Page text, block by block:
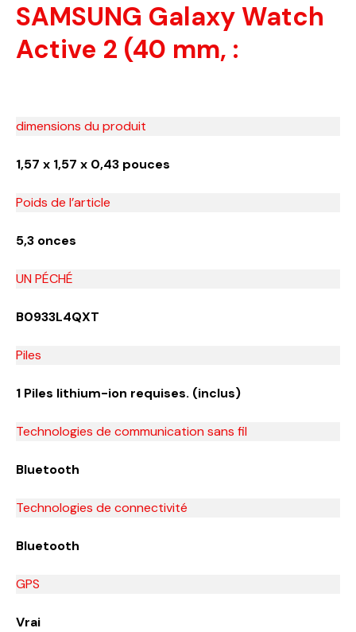
SAMSUNG Galaxy Watch
Active 2 (40 mm, :
dimensions du produit
1,57 x 1,57 x 0,43 pouces
Poids de l’article
5,3 onces
UN PÉCHÉ
B0933L4QXT
Piles
1 Piles lithium-ion requises. (inclus)
Technologies de communication sans fil
Bluetooth
Technologies de connectivité
Bluetooth
GPS
Vrai